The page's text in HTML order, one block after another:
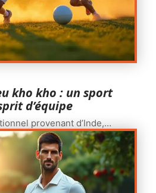
kho kho : un sport
d’équipe
provenant d’Inde,…